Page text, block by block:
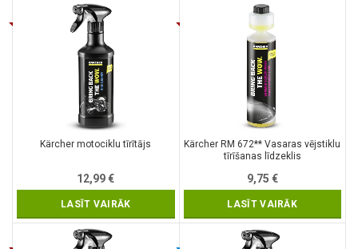
Kärcher motociklu tīrītājs
12,99€
LASĪT VAIRĀK
Kärcher RM 672** Vasaras vējstiklu
tīrīšanas līdzeklis
9,75 €
LASĪT VAIRĀK